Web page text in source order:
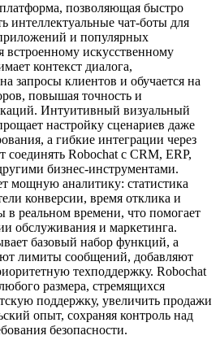
позволяющая быстро
интеллектуальные чат‑боты для
и популярных
встроенному искусственному
контекст диалога,
запросы клиентов и обучается на
повышая точность и
Интуитивный визуальный
настройку сценариев даже
а гибкие интеграции через
Robochat с CRM, ERP,
бизнес‑инструментами.
мощную аналитику: статистика
конверсии, время отклика и
в реальном времени, что помогает
обслуживания и маркетинга.
базовый набор функций, а
лимиты сообщений, добавляют
техподдержку. Robochat
размера, стремящихся
поддержку, увеличить продажи
опыт, сохраняя контроль над
безопасности.